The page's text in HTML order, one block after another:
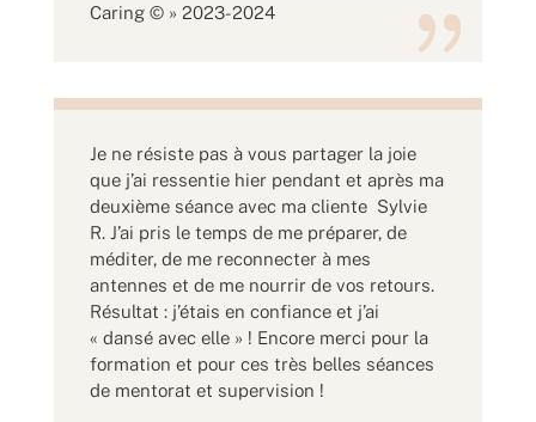
Caring © » 2023-2024
Je ne résiste pas à vous partager la joie
que j’ai ressentie hier pendant et après ma
deuxième séance avec ma cliente Sylvie
R. J’ai pris le temps de me préparer, de
méditer, de me reconnecter à mes
antennes et de me nourrir de vos retours.
Résultat : j’étais en confiance et j’ai
« dansé avec elle » ! Encore merci pour la
formation et pour ces très belles séances
de mentorat et supervision !